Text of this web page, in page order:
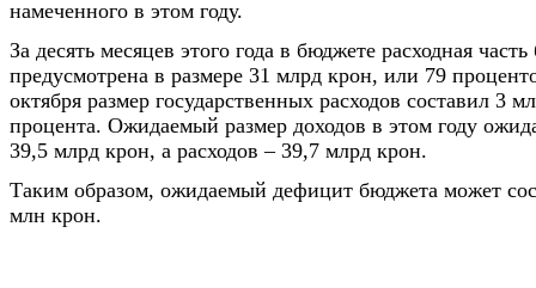
намеченного в этом году.
За десять месяцев этого года в бюджете расходная
предусмотрена в размере 31 млрд крон, или 79
октября размер государственных расходов составил 3
процента. Ожидаемый размер доходов в этом году
39,5 млрд крон, а расходов – 39,7 млрд крон.
Таким образом, ожидаемый дефицит бюджета может
млн крон.